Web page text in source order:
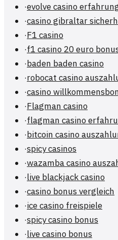
·evolve casino
·casino gibraltar
·F1 casino
·f1 casino 20 euro
·baden baden casino
·robocat casino
·casino
·Flagman casino
·flagman casino
·bitcoin casino
·spicy casinos
·wazamba casino
·live blackjack casino
·casino bonus vergleich
·ice casino freispiele
·spicy casino bonus
·live casino bonus